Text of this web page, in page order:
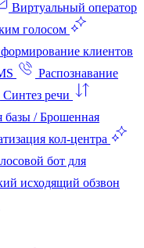
Виртуальный оператор
голосом
клиентов
Распознавание
Синтез речи
базы / Брошенная
кол‑центра
бот для
исходящий обзвон